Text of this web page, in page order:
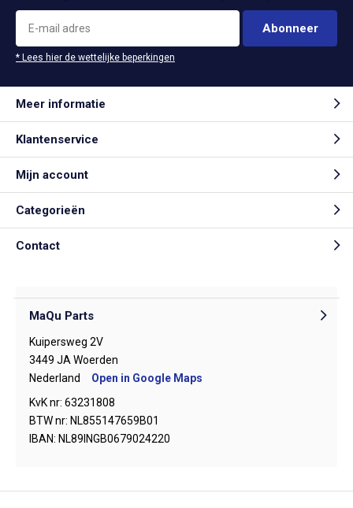
Abonneer
* Lees hier de wettelijke beperkingen
Meer informatie
Klantenservice
Mijn account
Categorieën
Contact
MaQu Parts
Kuipersweg 2V
3449 JA Woerden
Nederland
Open in Google Maps
KvK nr: 63231808
BTW nr: NL855147659B01
IBAN: NL89INGB0679024220